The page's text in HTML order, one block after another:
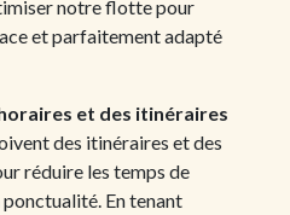
notre flotte pour
et parfaitement adapté
et des itinéraires
des itinéraires et des
réduire les temps de
En tenant